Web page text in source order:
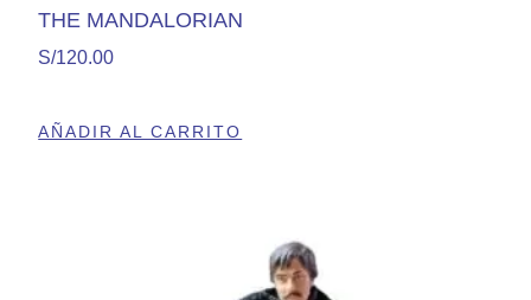
THE MANDALORIAN
S/120.00
AÑADIR AL CARRITO